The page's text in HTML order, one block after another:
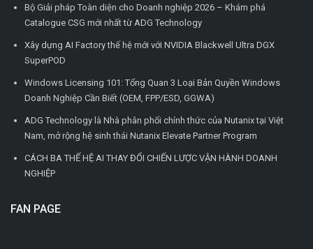
Bộ Giải pháp Toàn diện cho Doanh nghiệp 2026 – Khám phá
Catalogue CSG mới nhất từ ADG Technology
Xây dựng AI Factory thế hệ mới với NVIDIA Blackwell Ultra DGX
SuperPOD
Windows Licensing 101: Tổng Quan 3 Loại Bản Quyền Windows
Doanh Nghiệp Cần Biết (OEM, FPP/ESD, GGWA)
ADG Technology là Nhà phân phối chính thức của Nutanix tại Việt
Nam, mở rộng hệ sinh thái Nutanix Elevate Partner Program
CÁCH BA THẾ HỆ AI THAY ĐỔI CHIẾN LƯỢC VẬN HÀNH DOANH
NGHIỆP
FAN PAGE